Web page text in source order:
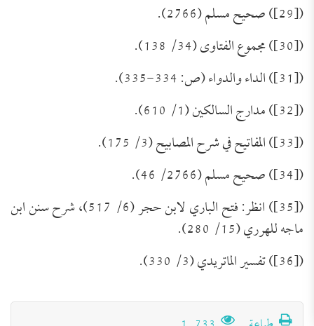
([29]) صحيح مسلم (2766).
([30]) مجموع الفتاوى (34/ 138).
([31]) الداء والدواء (ص: 334-335).
([32]) مدارج السالكين (1/ 610).
([33]) المفاتيح في شرح المصابيح (3/ 175).
([34]) صحيح مسلم (2766/ 46).
([35]) انظر: فتح الباري لابن حجر (6/ 517)، شرح سنن ابن
ماجه للهرري (15/ 280).
([36]) تفسير الماتريدي (3/ 330).
تَعرِيف بكِتَاب (مجموعة الرَّسائل العقديَّة